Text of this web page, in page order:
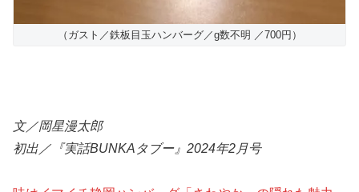
（ガスト／鉄板目玉ハンバーグ／g数不明 ／700円）
文／岡星漫太郎
初出／『実話BUNKAタブー』2024年2月号